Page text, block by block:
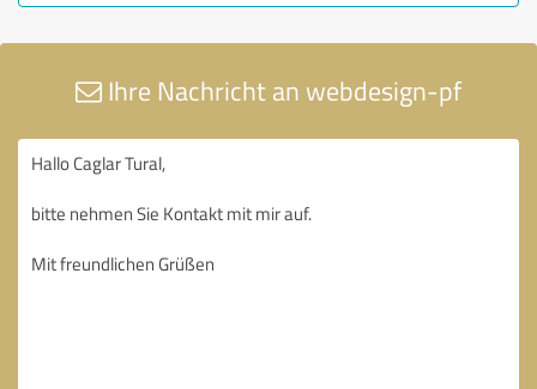
Ihre Nachricht an webdesign-pf